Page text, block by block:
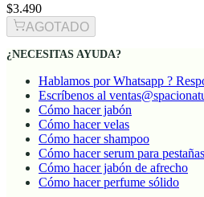
$3.490
AGOTADO
¿NECESITAS AYUDA?
Hablamos por Whatsapp ?
Escríbenos al
Cómo hacer jabón
Cómo hacer velas
Cómo hacer shampoo
Cómo hacer serum para pestañas
Cómo hacer jabón de afrecho
Cómo hacer perfume sólido